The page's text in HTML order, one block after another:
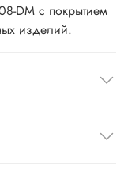
DM с покрытием
изделий.